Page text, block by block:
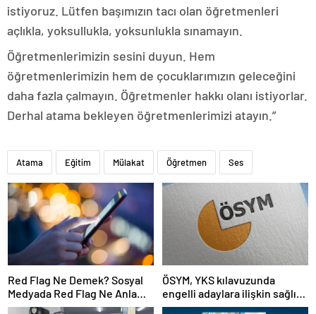
istiyoruz. Lütfen başımızın tacı olan öğretmenleri
açlıkla, yoksullukla, yoksunlukla sınamayın.
Öğretmenlerimizin sesini duyun. Hem
öğretmenlerimizin hem de çocuklarımızın geleceğini
daha fazla çalmayın. Öğretmenler hakkı olanı istiyorlar.
Derhal atama bekleyen öğretmenlerimizi atayın.”
Atama Eğitim Mülakat Öğretmen Ses
Red Flag Ne Demek? Sosyal
Medyada Red Flag Ne Anlama
Gelir?
ÖSYM, YKS kılavuzunda
engelli adaylara ilişkin sağlık
şartlarını güncelledi